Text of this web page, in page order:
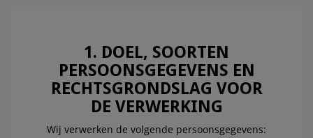
1. DOEL, SOORTEN
PERSOONSGEGEVENS EN
RECHTSGRONDSLAG VOOR
DE VERWERKING
Wij verwerken de volgende persoonsgegevens: